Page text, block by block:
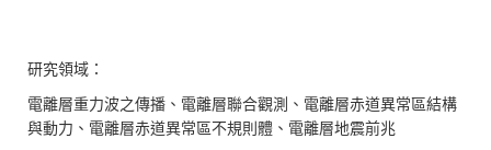
研究領域：
電離層重力波之傳播、電離層聯合觀測、電離層赤道異常區結構
與動力、電離層赤道異常區不規則體、電離層地震前兆